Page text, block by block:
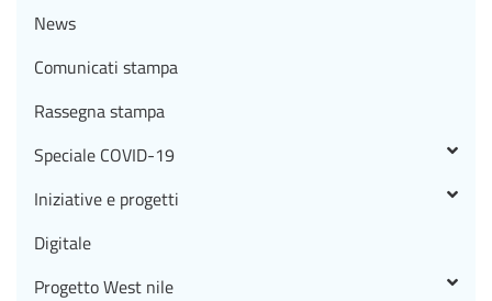
News
Comunicati stampa
Rassegna stampa
Speciale COVID-19
Iniziative e progetti
Digitale
Progetto West nile